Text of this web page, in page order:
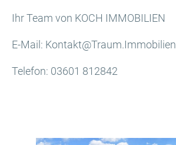
Ihr Team von KOCH IMMOBILIEN
E-Mail: Kontakt@Traum.Immobilien
Telefon: 03601 812842